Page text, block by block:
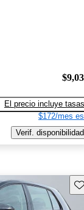
El precio incluye tasas
$172/mes
Verif. disponibilidad